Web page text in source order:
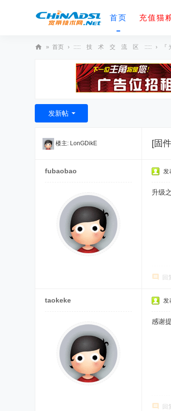
首页 充值猫
术
» 首页 › ::::: 技 术 交 流 区 ::::: › 『
发新帖
楼主: LonGDikE [固
fubaobao 发
升级
回
taokeke 发
感谢
回